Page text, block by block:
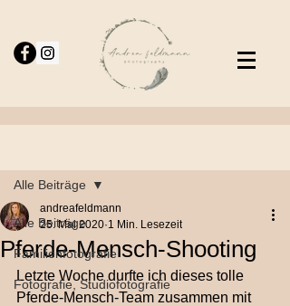
Alle Beiträge
Familienfotografie
Fotografie, Studiofotografie
Alle Beiträge
Pferde-Mensch-Shooting
andreafeldmann
25. Mai 2020 1 Min. Lesezeit
Letzte Woche durfte ich dieses tolle
Pferde-Mensch-Team zusammen mit